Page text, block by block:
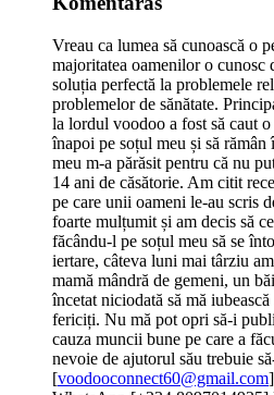
Vreau ca lumea să cunoască o
majoritatea oamenilor o cunosc
soluția perfectă la problemele
problemelor de sănătate.
la lordul voodoo a fost să caut
înapoi pe soțul meu și să rămân
meu m-a părăsit pentru că nu
14 ani de căsătorie. Am citit
pe care unii oameni le-au scris
foarte mulțumit și am decis să
făcându-l pe soțul meu să se
iertare, câteva luni mai târziu
mamă mândră de gemeni, un
încetat niciodată să mă
fericiți. Nu mă pot opri să-i
cauza muncii bune pe care a
nevoie de ajutorul său trebuie
[voodooconnect60@gmail.com